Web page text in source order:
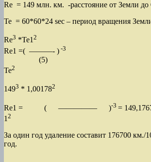
Re = 149 млн. км. -расстояние от Земли до
Te = 60*60*24 sec – период вращения
Re3 *Te12
Re1 =( ———- ) -3
(5)
Te2
1493 * 1,001782
Re1 = ( ————— )-3 =
1 2
За один год удаление составит 176700 км./
год.